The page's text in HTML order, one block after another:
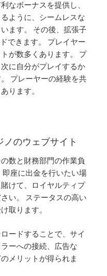
なボーナスを提供し、
ように、シームレスな
ます。 その後、拡張子
できます。 プレイヤー
が数多くあります。 プ
に自分がプレイするか
プレーヤーの経験を共
ります。
のウェブサイト
数と財務部門の作業負
座に出金を行いたい場
けて、ロイヤルティプ
い。 ステータスの高い
取ります。
ードすることで、サイ
ーへの接続、広告な
メリットが得られま